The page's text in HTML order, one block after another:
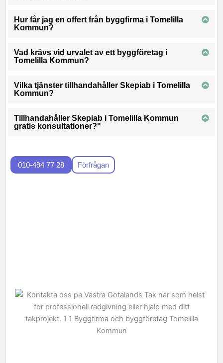
Hur får jag en offert från byggfirma i Tomelilla
Kommun?
Vad krävs vid urvalet av ett byggföretag i
Tomelilla Kommun?
Vilka tjänster tillhandahåller Skepiab i Tomelilla
Kommun?
Tillhandahåller Skepiab i Tomelilla Kommun
gratis konsultationer?"
010-494 77 28 Förfrågan